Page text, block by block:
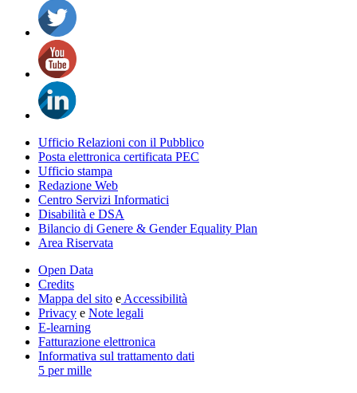
Ufficio Relazioni con il Pubblico
Posta elettronica certificata PEC
Ufficio stampa
Redazione Web
Centro Servizi Informatici
Disabilità e DSA
Bilancio di Genere & Gender Equality Plan
Area Riservata
Open Data
Credits
Mappa del sito e Accessibilità
Privacy e Note legali
E-learning
Fatturazione elettronica
Informativa sul trattamento dati
5 per mille